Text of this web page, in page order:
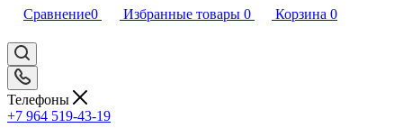
Сравнение0 Избранные товары 0 Корзина 0
Телефоны
+7 964 519-43-19